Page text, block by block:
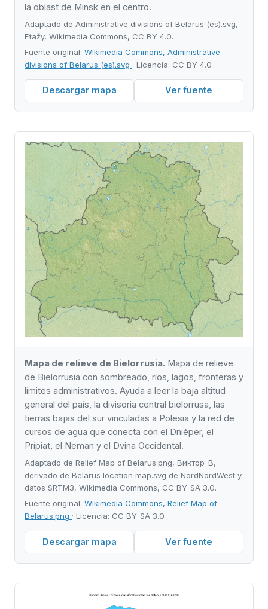
la oblast de Minsk en el centro.
Adaptado de Administrative divisions of Belarus (es).svg,
Etažy, Wikimedia Commons, CC BY 4.0.
Fuente original: Wikimedia Commons, Administrative
divisions of Belarus (es).svg · Licencia: CC BY 4.0
Descargar mapa Ver fuente
Mapa de relieve de Bielorrusia. Mapa de relieve
de Bielorrusia con sombreado, ríos, lagos, fronteras y
límites administrativos. Ayuda a leer la baja altitud
general del país, la divisoria central bielorrusa, las
tierras bajas del sur vinculadas a Polesia y la red de
cursos de agua que conecta con el Dniéper, el
Prípiat, el Neman y el Dvina Occidental.
Adaptado de Relief Map of Belarus.png, Виктор_В,
derivado de Belarus location map.svg de NordNordWest y
datos SRTM3, Wikimedia Commons, CC BY-SA 3.0.
Fuente original: Wikimedia Commons, Relief Map of
Belarus.png · Licencia: CC BY-SA 3.0
Descargar mapa Ver fuente